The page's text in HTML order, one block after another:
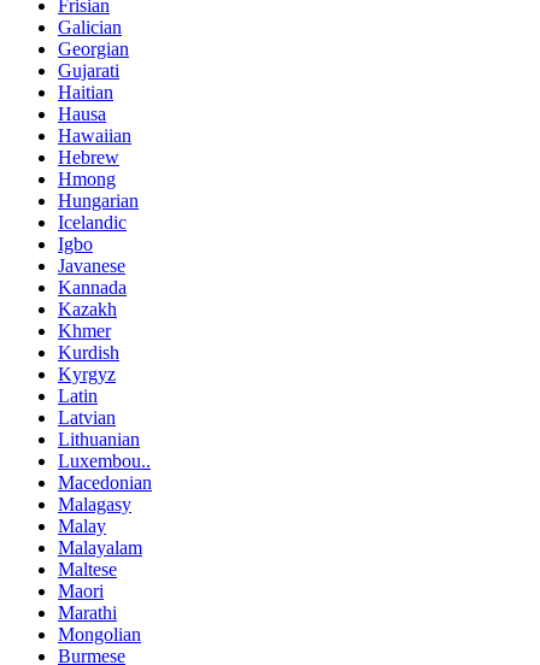
Frisian
Galician
Georgian
Gujarati
Haitian
Hausa
Hawaiian
Hebrew
Hmong
Hungarian
Icelandic
Igbo
Javanese
Kannada
Kazakh
Khmer
Kurdish
Kyrgyz
Latin
Latvian
Lithuanian
Luxembou..
Macedonian
Malagasy
Malay
Malayalam
Maltese
Maori
Marathi
Mongolian
Burmese